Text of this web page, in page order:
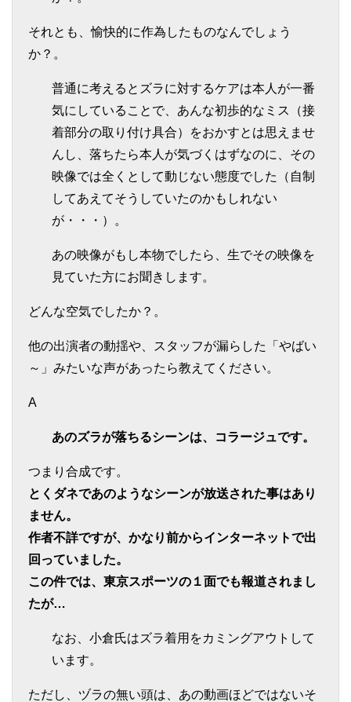
それとも、愉快的に作為したものなんでしょう
か？。
普通に考えるとズラに対するケアは本人が一番
気にしていることで、あんな初歩的なミス（接
着部分の取り付け具合）をおかすとは思えませ
んし、落ちたら本人が気づくはずなのに、その
映像では全くとして動じない態度でした（自制
してあえてそうしていたのかもしれない
が・・・）。
あの映像がもし本物でしたら、生でその映像を
見ていた方にお聞きします。
どんな空気でしたか？。
他の出演者の動揺や、スタッフが漏らした「やばい
～」みたいな声があったら教えてください。
A
あのズラが落ちるシーンは、コラージュです。
つまり合成です。
とくダネであのようなシーンが放送された事はあり
ません。
作者不詳ですが、かなり前からインターネットで出
回っていました。
この件では、東京スポーツの１面でも報道されまし
たが…
なお、小倉氏はズラ着用をカミングアウトして
います。
ただし、ヅラの無い頭は、あの動画ほどではないそ